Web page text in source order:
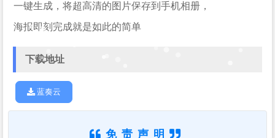
一键生成，将超高清的图片保存到手机相册，
海报即刻完成就是如此的简单
下载地址
蓝奏云
免责声明